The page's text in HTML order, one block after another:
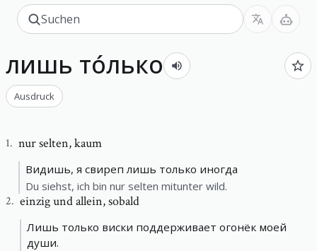
лишь то́лько
Ausdruck
1. nur selten,kaum
Видишь, я свиреп лишь только иногда
Du siehst, ich bin nur selten mitunter wild.
2. einzig und allein,sobald
Лишь только виски поддерживает огонёк моей
души.